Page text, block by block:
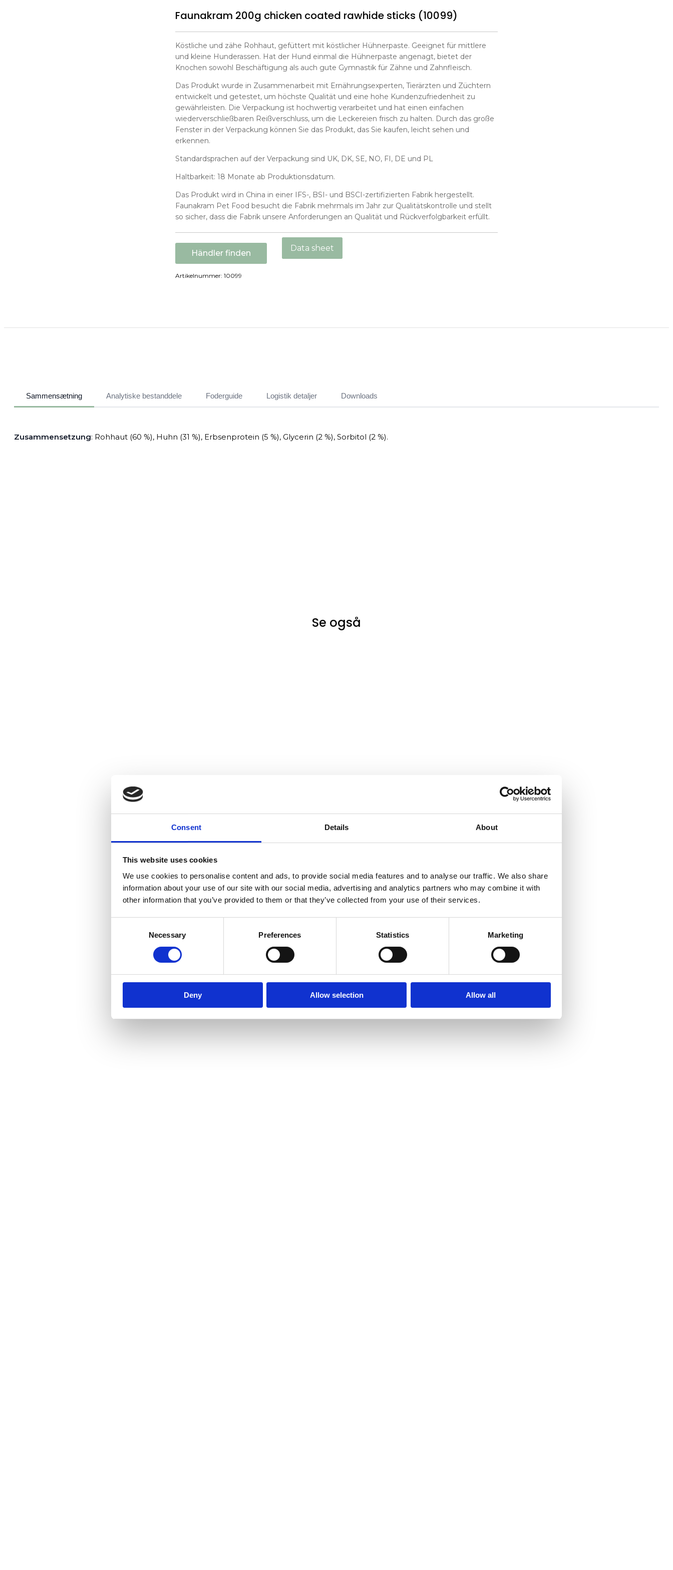
Consent Details About
This website uses cookies
We use cookies to personalise content and ads, to provide social media features and to analyse our traffic. We also share
information about your use of our site with our social media, advertising and analytics partners who may combine it with
other information that you’ve provided to them or that they’ve collected from your use of their services.
Necessary Preferences Statistics Marketing
Deny Allow selection Allow all
Faunakram 200g chicken coated rawhide sticks (10099)
Köstliche und zähe Rohhaut, gefüttert mit köstlicher Hühnerpaste. Geeignet für mittlere
und kleine Hunderassen. Hat der Hund einmal die Hühnerpaste angenagt, bietet der
Knochen sowohl Beschäftigung als auch gute Gymnastik für Zähne und Zahnfleisch.
Das Produkt wurde in Zusammenarbeit mit Ernährungsexperten, Tierärzten und Züchtern
entwickelt und getestet, um höchste Qualität und eine hohe Kundenzufriedenheit zu
gewährleisten. Die Verpackung ist hochwertig verarbeitet und hat einen einfachen
wiederverschließbaren Reißverschluss, um die Leckereien frisch zu halten. Durch das große
Fenster in der Verpackung können Sie das Produkt, das Sie kaufen, leicht sehen und
erkennen.
Standardsprachen auf der Verpackung sind UK, DK, SE, NO, FI, DE und PL
Haltbarkeit: 18 Monate ab Produktionsdatum.
Das Produkt wird in China in einer IFS-, BSI- und BSCI-zertifizierten Fabrik hergestellt.
Faunakram Pet Food besucht die Fabrik mehrmals im Jahr zur Qualitätskontrolle und stellt
so sicher, dass die Fabrik unsere Anforderungen an Qualität und Rückverfolgbarkeit erfüllt.
Händler finden
Artikelnummer: 10099
Sammensætning Analytiske bestanddele Foderguide Logistik detaljer Downloads
Zusammensetzung: Rohhaut (60 %), Huhn (31 %), Erbsenprotein (5 %), Glycerin (2 %), Sorbitol (2 %).
Se også